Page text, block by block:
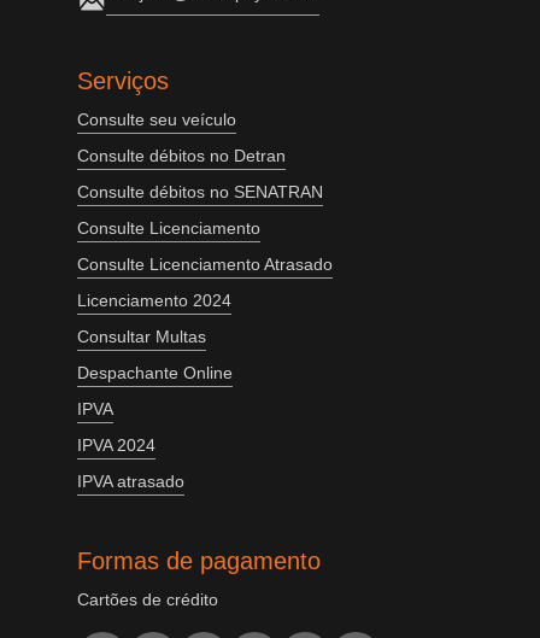
Serviços
Consulte seu veículo
Consulte débitos no Detran
Consulte débitos no SENATRAN
Consulte Licenciamento
Consulte Licenciamento Atrasado
Licenciamento 2024
Consultar Multas
Despachante Online
IPVA
IPVA 2024
IPVA atrasado
Formas de pagamento
Cartões de crédito